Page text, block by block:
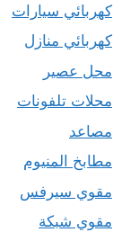
كهربائي سيارات
كهربائي منازل
محل عصير
محلات تلفونات
مصاعد
مطابخ المنيوم
مقوي سيرفس
مقوي شبكة